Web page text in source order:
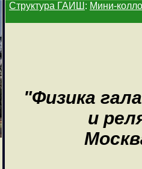
Структура ГАИШ : Мини-
"Физика
и